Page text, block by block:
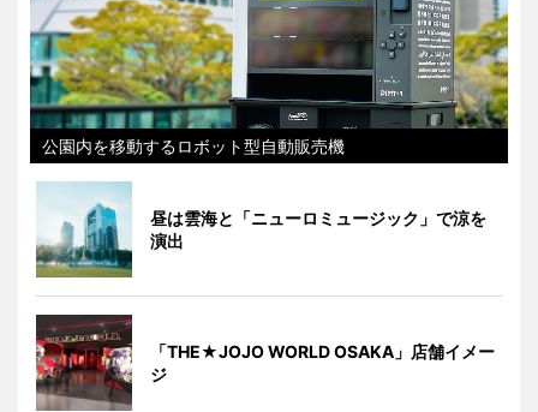
公園内を移動するロボット型自動販売機
昼は雲海と「ニューロミュージック」で涼を
演出
「THE★JOJO WORLD OSAKA」店舗イメー
ジ